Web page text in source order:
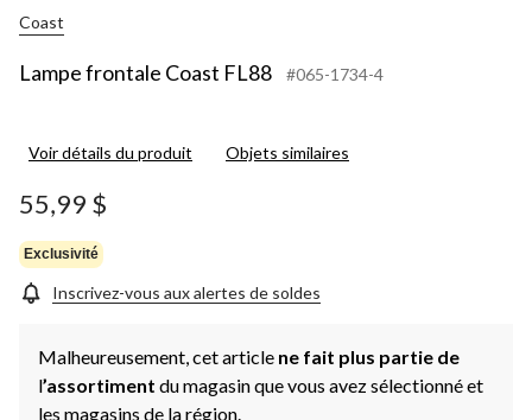
Coast
Lampe frontale Coast FL88 #065-1734-4
Voir détails du produit Objets similaires
55,99 $
Exclusivité
Inscrivez-vous aux alertes de soldes
Malheureusement, cet article ne fait plus partie de
l’assortiment du magasin que vous avez sélectionné et
les magasins de la région.